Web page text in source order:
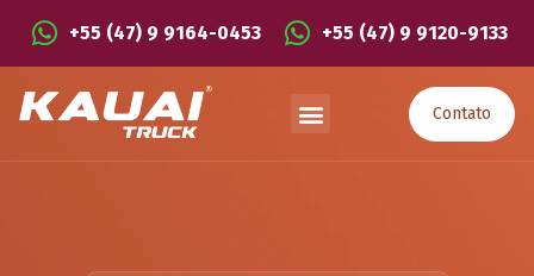
+55 (47) 9 9164-0453 +55 (47) 9 9120-9133
Contato